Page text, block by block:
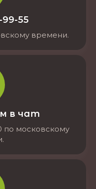
99-55
времени.
в чат
по московскому